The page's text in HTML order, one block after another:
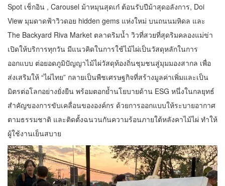
Spot เช็กอิน , Carousel ม้าหมุนสุดเก๋ ต้อนรับปีม้าสุดอลังการ, Doi
View มุมดาดฟ้าวิวดอย hidden gems แห่งใหม่ บนถนนมหิดล และ
The Backyard Riva Market ตลาดริมน้ำ วิวที่สวยที่สุดริมคลองแม่ข่า
เปิดให้บริการทุกวัน มีแนวคิดในการใช้ไม้ไผ่เป็นวัสดุหลักในการ
ออกแบบ ต่อยอดภูมิปัญญาไม้ไผ่วัสดุท้องถิ่นชุมชนสู่มุมมองสากล เพื่อ
ส่งเสริมให้ “ไผ่ไทย” กลายเป็นพืชเศรษฐกิจที่สร้างมูลค่าเพิ่มและเป็น
มิตรต่อโลกอย่างยั่งยืน พร้อมตอกย้ำนโยบายด้าน ESG หนึ่งในกลยุทธ์
สำคัญของการขับเคลื่อนขององค์กร ด้วยการออกแบบให้ระบายอากาศ
ตามธรรมชาติ และติดตั้งฉนวนกันความร้อนภายใต้หลังคาไม้ไผ่ ทำให้
ผู้ใช้งานเย็นสบาย